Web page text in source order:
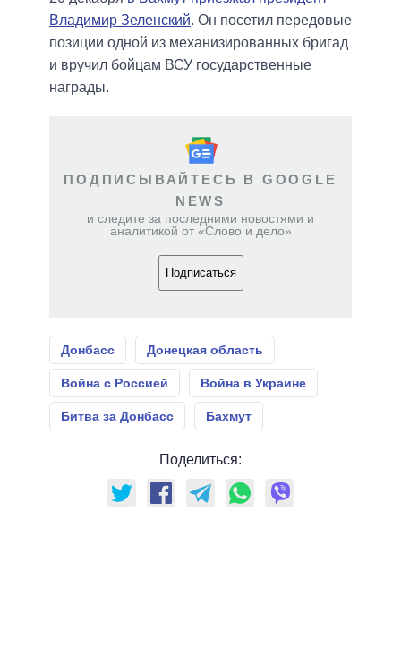
Владимир Зеленский. Он посетил передовые
позиции одной из механизированных бригад
и вручил бойцам ВСУ государственные
награды.
ПОДПИСЫВАЙТЕСЬ В GOOGLE
NEWS
и следите за последними новостями и
аналитикой от «Слово и дело»
Подписаться
Донбасс Донецкая область
Война с Россией Война в Украине
Битва за Донбасс Бахмут
Поделиться: